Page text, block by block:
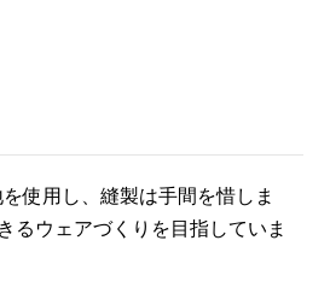
使用し、縫製は手間を惜しま
るウェアづくりを目指していま